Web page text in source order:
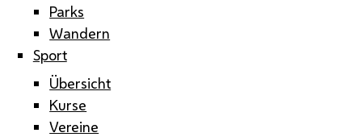
Parks
Wandern
Sport
Übersicht
Kurse
Vereine